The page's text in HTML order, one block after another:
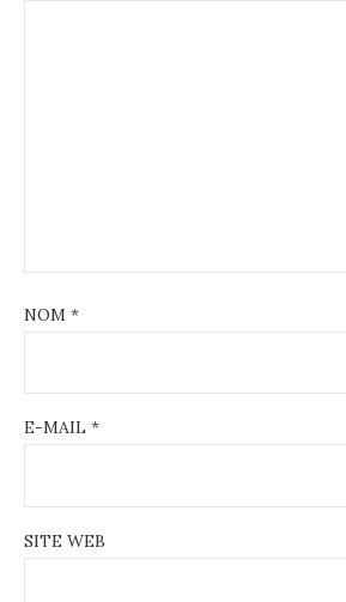
NOM *
E-MAIL *
SITE WEB